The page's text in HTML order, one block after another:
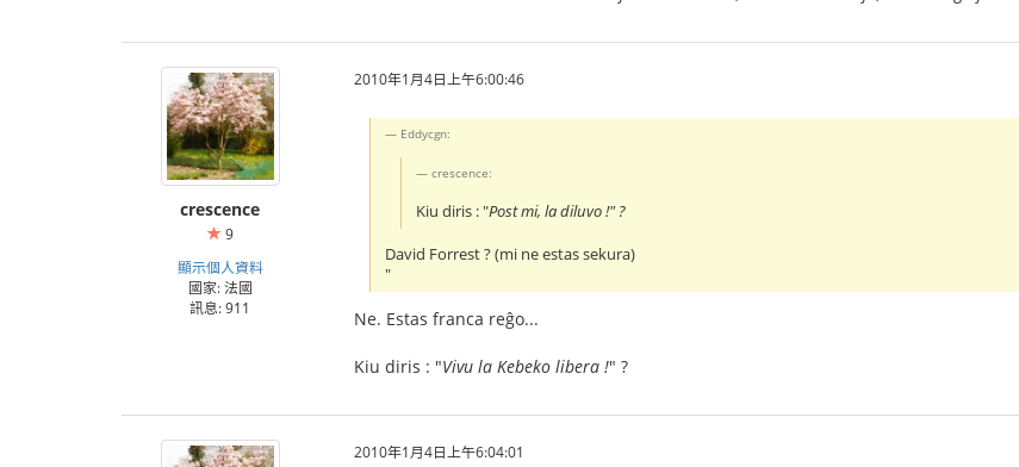
crescence
9
顯示個人資料
國家: 法國
訊息: 911
2010年1月4日上午6:00:46
Eddycgn:
crescence:
Kiu diris : "Post mi, la diluvo !" ?
David Forrest ? (mi ne estas sekura)
"
Ne. Estas franca reĝo...
Kiu diris : "Vivu la Kebeko libera !" ?
2010年1月4日上午6:04:01